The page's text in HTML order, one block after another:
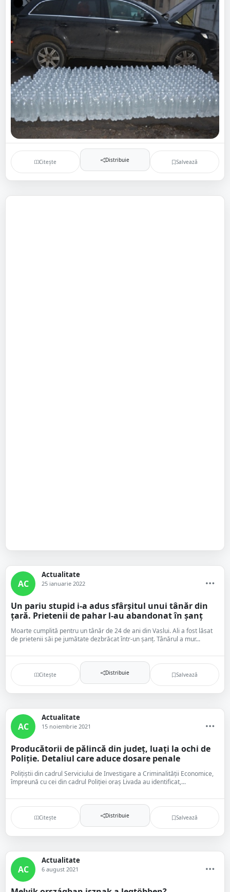
Citește Distribuie Salvează
AC
Actualitate
25 ianuarie 2022
Un pariu stupid i-a adus sfârșitul unui tânăr din
țară. Prietenii de pahar l-au abandonat în șanț
Moarte cumplită pentru un tânăr de 24 de ani din Vaslui. Ali a fost lăsat
de prietenii săi pe jumătate dezbrăcat într-un șanț. Tânărul a mur...
Citește Distribuie Salvează
AC
Actualitate
15 noiembrie 2021
Producătorii de pălincă din județ, luați la ochi de
Poliție. Detaliul care aduce dosare penale
Polițiștii din cadrul Serviciului de Investigare a Criminalității Economice,
împreună cu cei din cadrul Poliției oraș Livada au identificat,...
Citește Distribuie Salvează
AC
Actualitate
6 august 2021